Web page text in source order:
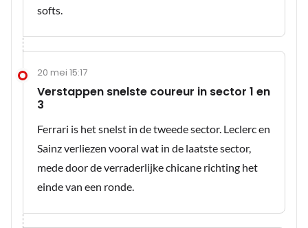
softs.
20 mei 15:17
Verstappen snelste coureur in sector 1 en
3
Ferrari is het snelst in de tweede sector. Leclerc en
Sainz verliezen vooral wat in de laatste sector,
mede door de verraderlijke chicane richting het
einde van een ronde.